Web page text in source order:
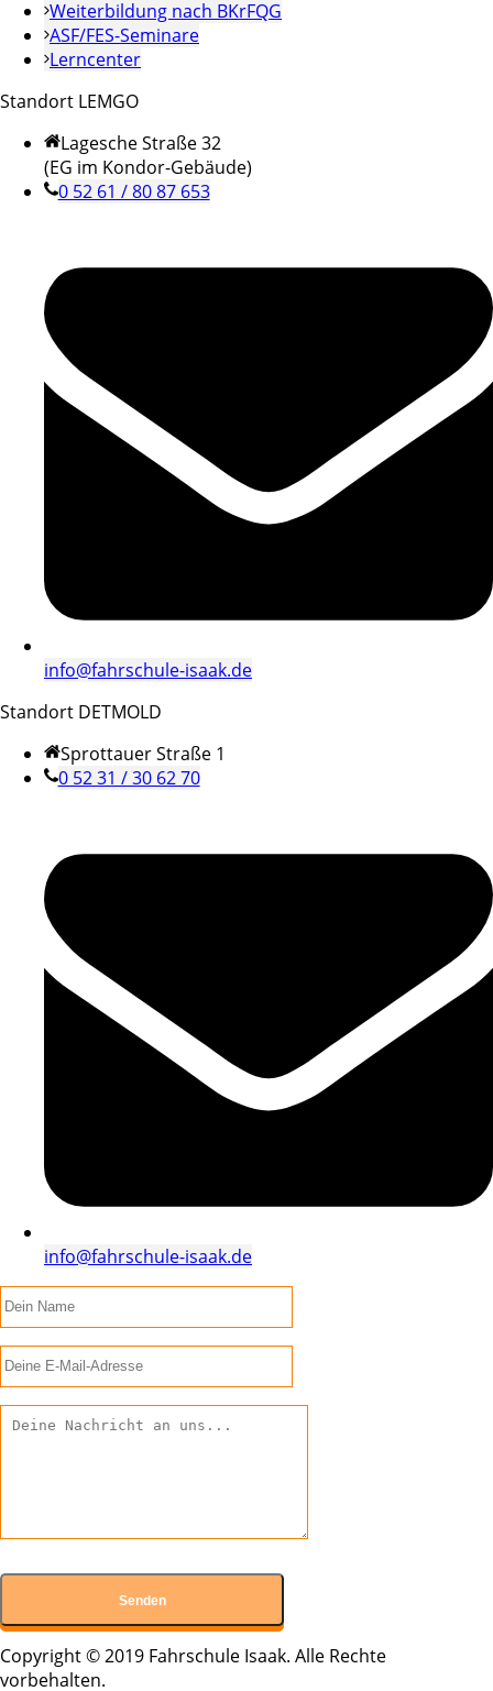
Weiterbildung nach BKrFQG
ASF/FES-Seminare
Lerncenter
Standort LEMGO
Lagesche Straße 32
(EG im Kondor-Gebäude)
0 52 61 / 80 87 653
info@fahrschule-isaak.de
Standort DETMOLD
Sprottauer Straße 1
0 52 31 / 30 62 70
info@fahrschule-isaak.de
Copyright © 2019 Fahrschule Isaak. Alle Rechte
vorbehalten.